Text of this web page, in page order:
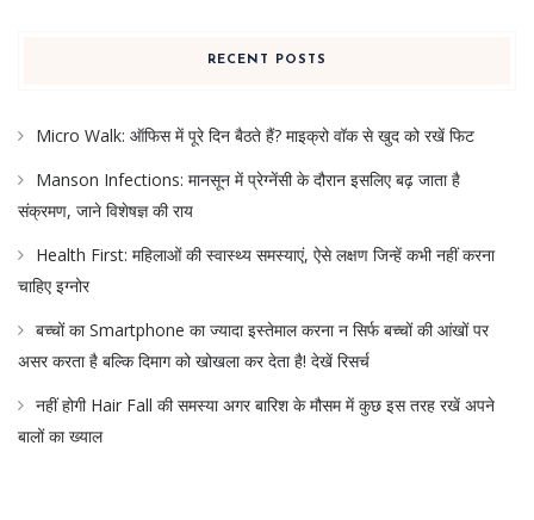
RECENT POSTS
Micro Walk: ऑफिस में पूरे दिन बैठते हैं? माइक्रो वॉक से खुद को रखें फिट
Manson Infections: मानसून में प्रेग्नेंसी के दौरान इसलिए बढ़ जाता है
संक्रमण, जाने विशेषज्ञ की राय
Health First: महिलाओं की स्वास्थ्य समस्याएं, ऐसे लक्षण जिन्हें कभी नहीं करना
चाहिए इग्नोर
बच्चों का Smartphone का ज्यादा इस्तेमाल करना न सिर्फ बच्चों की आंखों पर
असर करता है बल्कि दिमाग को खोखला कर देता है! देखें रिसर्च
नहीं होगी Hair Fall की समस्या अगर बारिश के मौसम में कुछ इस तरह रखें अपने
बालों का ख्याल